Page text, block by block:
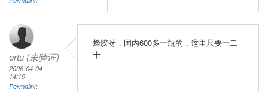
ertu (未验证)
2006-04-04
14:19
Permalink
蜂胶呀，国内600多一瓶的，这里只要一二
十